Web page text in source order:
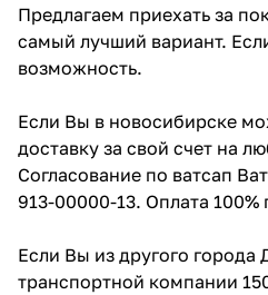
Предлагаем приехать за
самый лучший вариант.
возможность.
Если Вы в новосибирске
доставку за свой счет на
Согласование по ватсап
913-00000-13. Оплата 100%
Если Вы из другого города
транспортной компании